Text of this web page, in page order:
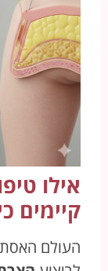
אילו
קיימים
העולם